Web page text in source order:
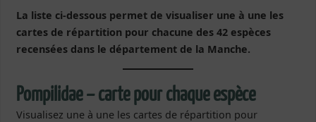
La liste ci-dessous permet de visualiser une à une les
cartes de répartition pour chacune des 42 espèces
recensées dans le département de la Manche.
Pompilidae – carte pour chaque espèce
Visualisez une à une les cartes de répartition pour